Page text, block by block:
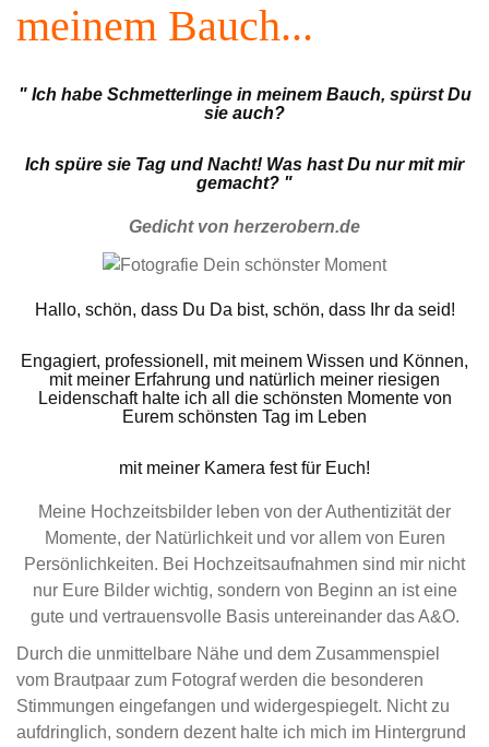
meinem Bauch...
" Ich habe Schmetterlinge in meinem Bauch, spürst Du
sie auch?
Ich spüre sie Tag und Nacht! Was hast Du nur mit mir
gemacht? "
Gedicht von herzerobern.de
Hallo, schön, dass Du Da bist, schön, dass Ihr da seid!
Engagiert, professionell, mit meinem Wissen und Können,
mit meiner Erfahrung und natürlich meiner riesigen
Leidenschaft halte ich all die schönsten Momente von
Eurem schönsten Tag im Leben
mit meiner Kamera fest für Euch!
Meine Hochzeitsbilder leben von der Authentizität der
Momente, der Natürlichkeit und vor allem von Euren
Persönlichkeiten. Bei Hochzeitsaufnahmen sind mir nicht
nur Eure Bilder wichtig, sondern von Beginn an ist eine
gute und vertrauensvolle Basis untereinander das A&O.
Durch die unmittelbare Nähe und dem Zusammenspiel
vom Brautpaar zum Fotograf werden die besonderen
Stimmungen eingefangen und widergespiegelt. Nicht zu
aufdringlich, sondern dezent halte ich mich im Hintergrund